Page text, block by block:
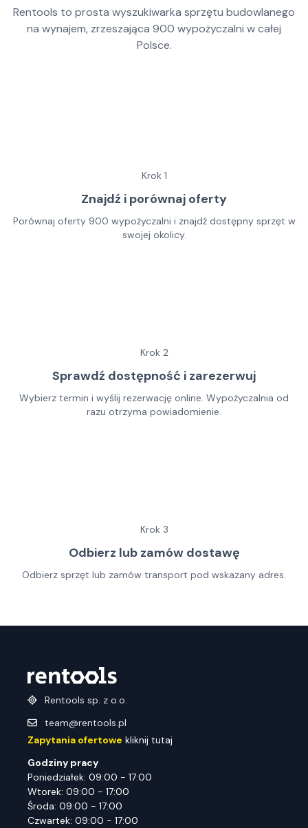
Rentools to prosta wyszukiwarka sprzętu budowlanego
na wynajem, zrzeszająca 900 wypożyczalni w całej
Polsce.
Krok 1
Znajdź i porównaj oferty
Porównaj oferty 900 wypożyczalni i znajdź dostępny sprzęt w
swojej okolicy.
Krok 2
Sprawdź dostępność i zarezerwuj
Wybierz termin i wyślij rezerwację online. Wypożyczalnia od
razu otrzyma powiadomienie.
Krok 3
Odbierz lub zamów dostawę
Odbierz sprzęt lub zamów transport pod wskazany adres.
Rentools sp. z o.o.
team@rentools.pl
Zapytania ofertowe kliknij tutaj
Godziny pracy
Poniedziałek: 09:00 - 17:00
Wtorek: 09:00 - 17:00
Środa: 09:00 - 17:00
Czwartek: 09:00 - 17:00